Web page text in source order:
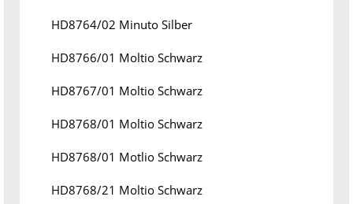
HD8764/02 Minuto Silber
HD8766/01 Moltio Schwarz
HD8767/01 Moltio Schwarz
HD8768/01 Moltio Schwarz
HD8768/01 Motlio Schwarz
HD8768/21 Moltio Schwarz